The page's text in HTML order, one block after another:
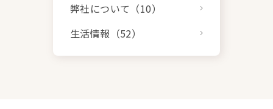
弊社について（10）
生活情報（52）